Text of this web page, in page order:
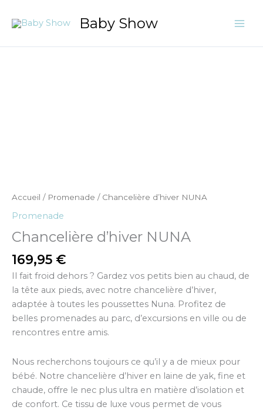
Baby Show
Accueil / Promenade / Chancelière d’hiver NUNA
Promenade
Chancelière d’hiver NUNA
169,95 €
Il fait froid dehors ? Gardez vos petits bien au chaud, de
la tête aux pieds, avec notre chancelière d’hiver,
adaptée à toutes les poussettes Nuna. Profitez de
belles promenades au parc, d’excursions en ville ou de
rencontres entre amis.
Nous recherchons toujours ce qu’il y a de mieux pour
bébé. Notre chancelière d’hiver en laine de yak, fine et
chaude, offre le nec plus ultra en matière d’isolation et
de confort. Ce tissu de luxe vous permet de vous